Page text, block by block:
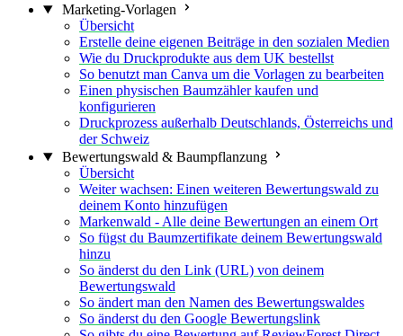
Marketing-Vorlagen
Übersicht
Erstelle deine eigenen Beiträge in den sozialen Medien
Wie du Druckprodukte aus dem UK bestellst
So benutzt man Canva um die Vorlagen zu bearbeiten
Einen physischen Baumzähler kaufen und
konfigurieren
Druckprozess außerhalb Deutschlands, Österreichs und
der Schweiz
Bewertungswald & Baumpflanzung
Übersicht
Weiter wachsen: Einen weiteren Bewertungswald zu
deinem Konto hinzufügen
Markenwald - Alle deine Bewertungen an einem Ort
So fügst du Baumzertifikate deinem Bewertungswald
hinzu
So änderst du den Link (URL) von deinem
Bewertungswald
So ändert man den Namen des Bewertungswaldes
So änderst du den Google Bewertungslink